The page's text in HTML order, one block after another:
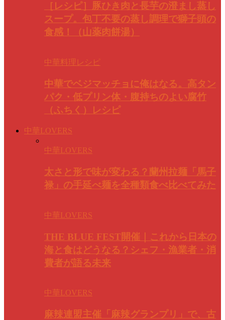
［レシピ］豚ひき肉と長芋の澄まし蒸し
スープ。包丁不要の蒸し調理で獅子頭の
食感！（山薬肉餅湯）
中華料理レシピ
中華でベジマッチョに俺はなる。高タン
パク・低プリン体・腹持ちのよい腐竹
（ふちく）レシピ
中華LOVERS
中華LOVERS
太さと形で味が変わる？蘭州拉麺「馬子
禄」の手延べ麺を全種類食べ比べてみた
中華LOVERS
THE BLUE FEST開催｜これから日本の
海と食はどうなる？シェフ・漁業者・消
費者が語る未来
中華LOVERS
麻辣連盟主催「麻辣グランプリ」で、古